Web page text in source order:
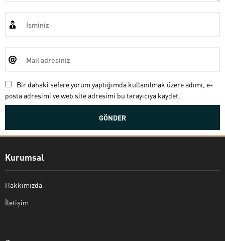
Bir dahaki sefere yorum yaptığımda kullanılmak üzere adımı, e-
posta adresimi ve web site adresimi bu tarayıcıya kaydet.
Kurumsal
Hakkımızda
İletişim